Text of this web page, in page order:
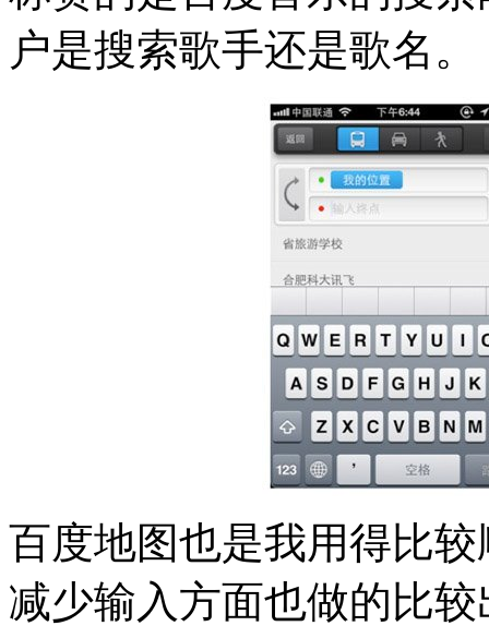
户是搜索歌手还是歌名。
百度地图也是我用得比
减少输入方面也做的比